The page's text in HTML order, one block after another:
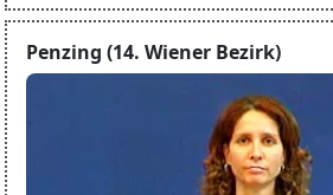
Penzing (14. Wiener Bezirk)